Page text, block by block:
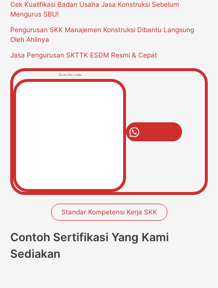
Cek Kualifikasi Badan Usaha Jasa Konstruksi Sebelum
Mengurus SBU!
Pengurusan SKK Manajemen Konstruksi Dibantu Langsung
Oleh Ahlinya
Jasa Pengurusan SKTTK ESDM Resmi & Cepat
Scan the code
Standar Kompetensi Kerja SKK
Contoh Sertifikasi Yang Kami
Sediakan